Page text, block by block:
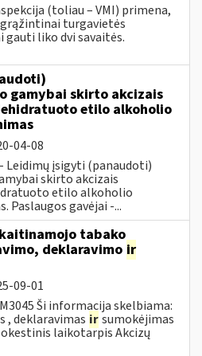
(toliau – VMI) primena,
turgavietės
gauti liko dvi savaitės.
skirto akcizais
etilo alkoholio
04-08
Leidimų įsigyti (panaudoti)
skirto akcizais
etilo alkoholio
Paslaugos gavėjai -...
tabako
deklaravimo ir
09-01
Ši informacija skelbiama:
, deklaravimas irsumokėjimas
laikotarpis Akcizų